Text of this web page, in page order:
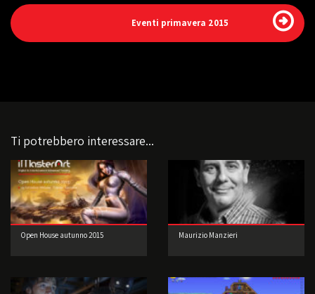
Eventi primavera 2015
Ti potrebbero interessare...
Open House autunno 2015 Maurizio Manzieri